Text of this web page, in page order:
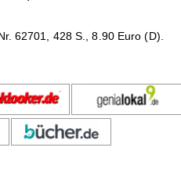
62701, 428 S., 8.90 Euro (D).